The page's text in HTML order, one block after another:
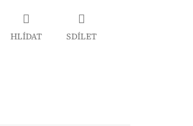
HLÍDAT SDÍLET